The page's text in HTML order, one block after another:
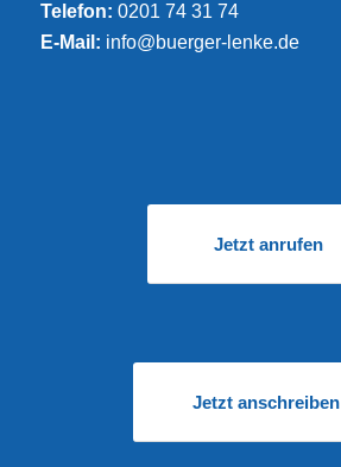
Telefon: 0201 74 31 74
E-Mail: info@buerger-lenke.de
Jetzt anrufen
Jetzt anschreiben